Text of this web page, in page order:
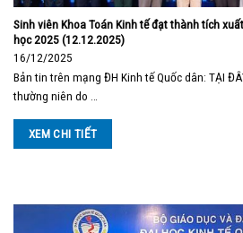
Sinh viên Khoa Toán Kinh tế đạt thành tích
học 2025 (12.12.2025)
16/12/2025
Bản tin trên mạng ĐH Kinh tế Quốc dân: TẠI
thường niên do …
XEM CHI TIẾT